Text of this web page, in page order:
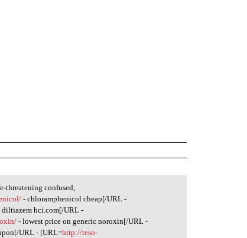
threatening confused,
- chloramphenicol cheap[/URL -
diltiazem hci.com[/URL -
- lowest price on generic noroxin[/URL -
URL - [URL=http://reso-